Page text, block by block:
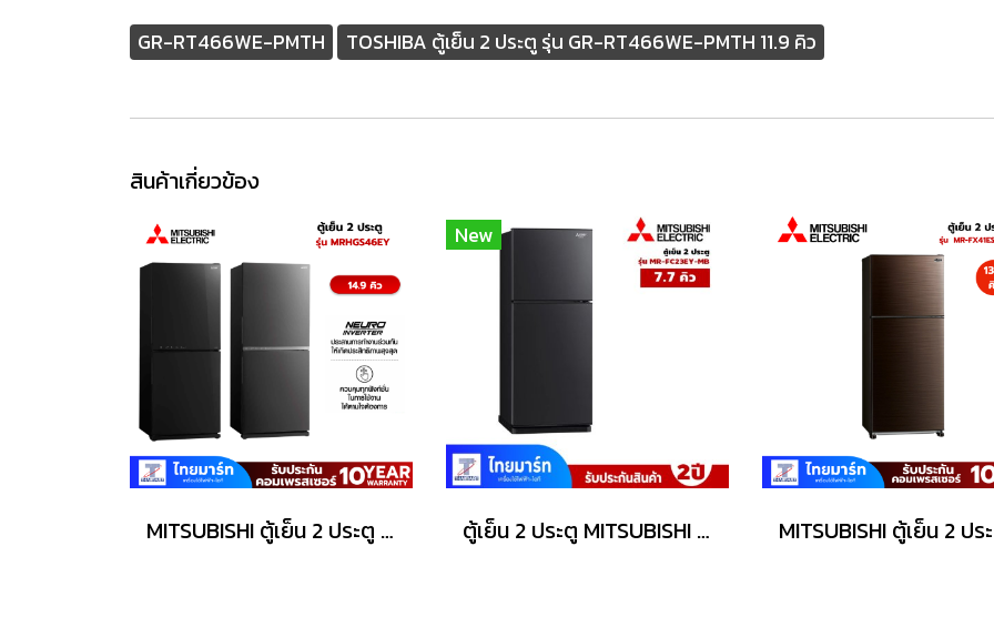
GR-RT466WE-PMTH TOSHIBA ตู้เย็น 2 ประตู รุ่น GR-RT466WE-PMTH 11.9 คิว
สินค้าเกี่ยวข้อง
MITSUBISHI ตู้เย็น 2 ประตู รุ่น MRHGS46EYGBK 14.9 คิว กระจก
New
ตู้เย็น 2 ประตู MITSUBISHI MR-FC23EY-MB